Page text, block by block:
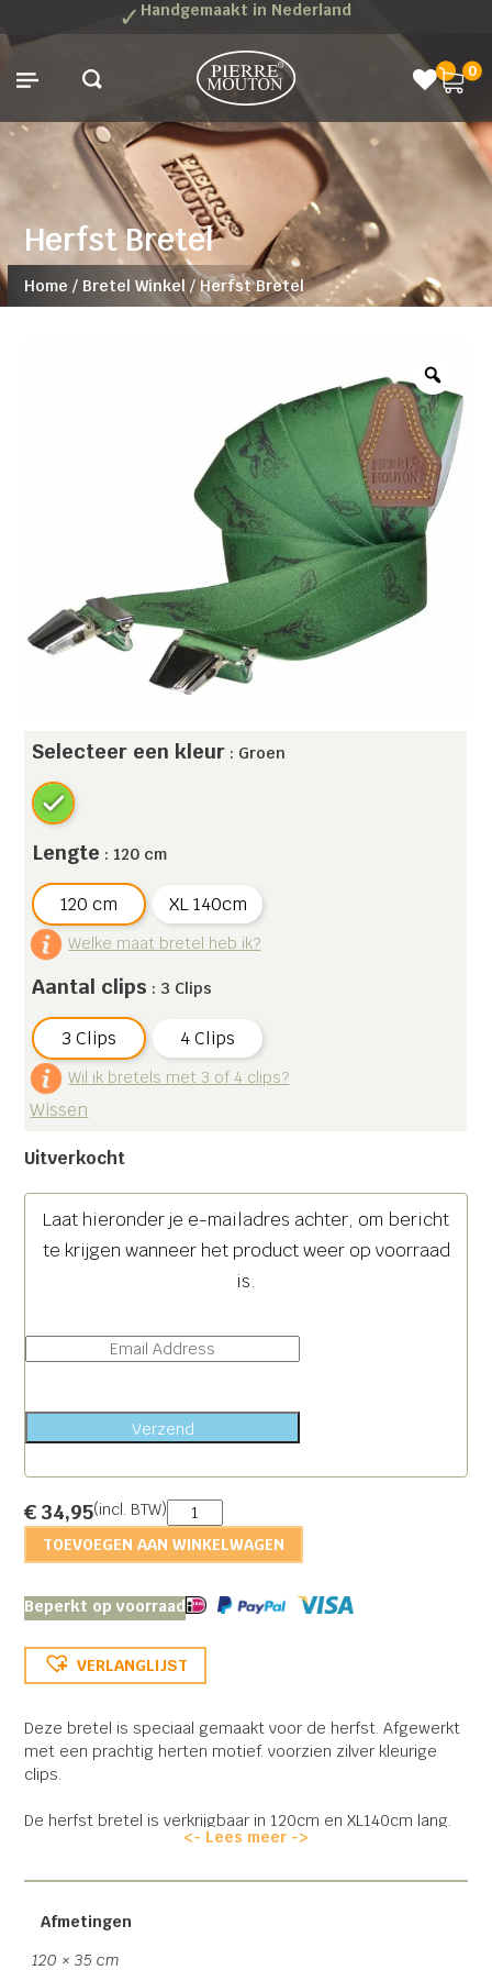
✓ Handgemaakt in Nederland
0
Herfst Bretel
Home / Bretel Winkel / Herfst Bretel
Selecteer een kleur : Groen
Lengte : 120 cm
120 cm XL 140cm
Welke maat bretel heb ik?
Aantal clips : 3 Clips
3 Clips 4 Clips
Wil ik bretels met 3 of 4 clips?
Wissen
Uitverkocht
Laat hieronder je e-mailadres achter, om bericht
te krijgen wanneer het product weer op voorraad
is.
Verzend
€34,95(incl. BTW) Herfst
Bretel
aantal
TOEVOEGEN AAN WINKELWAGEN
Beperkt op voorraad
VERLANGLIJST
Deze bretel is speciaal gemaakt voor de herfst. Afgewerkt
met een prachtig herten motief. voorzien zilver kleurige
clips.
De herfst bretel is verkrijgbaar in 120cm en XL140cm lang.
Er is de keuze uit het 3 of 4 clips model.
metalen achterstuk, zodat deze naar wens kan worden
<- Lees meer ->
Afmetingen
120 × 35 cm